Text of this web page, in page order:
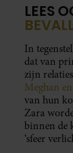
LEES
In
dat van
zijn
Meghan
van hun
Zara
binnen de
‘sfeer